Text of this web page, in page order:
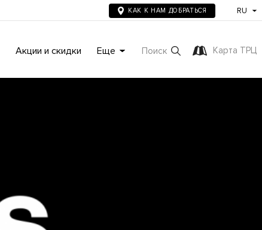
КАК К НАМ ДОБРАТЬСЯ RU
Акции и скидки Еще Поиск Карта ТРЦ